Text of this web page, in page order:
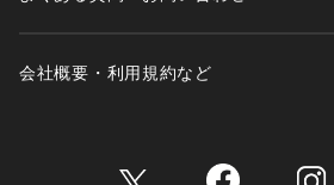
会社概要・利用規約など